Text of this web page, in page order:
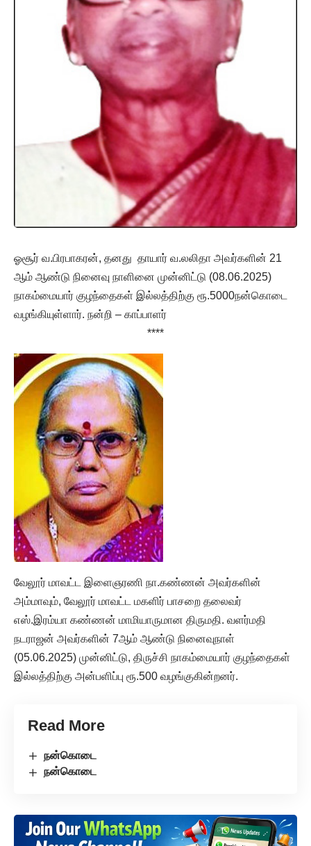
ஓசூர் வ.பிரபாகரன், தனது தாயார் வ.லலிதா அவர்களின் 21
ஆம் ஆண்டு நினைவு நாளினை முன்னிட்டு (08.06.2025)
நாகம்மையார் குழந்தைகள் இல்லத்திற்கு ரூ.5000நன்கொடை
வழங்கியுள்ளார். நன்றி – காப்பாளர்
****
வேலூர் மாவட்ட இளைஞரணி நா.கண்ணன் அவர்களின்
அம்மாவும், வேலூர் மாவட்ட மகளிர் பாசறை தலைவர்
எஸ்.இரம்யா கண்ணன் மாமியாருமான திருமதி. வளர்மதி
நடராஜன் அவர்களின் 7ஆம் ஆண்டு நினைவுநாள்
(05.06.2025) முன்னிட்டு, திருச்சி நாகம்மையார் குழந்தைகள்
இல்லத்திற்கு அன்பளிப்பு ரூ.500 வழங்குகின்றனர்.
Read More
நன்கொடை
நன்கொடை